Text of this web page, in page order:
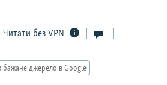
Читати без VPN
бажане джерело в Google